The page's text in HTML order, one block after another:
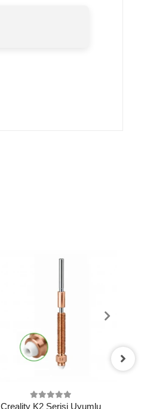
Creality K2 Serisi Uyumlu